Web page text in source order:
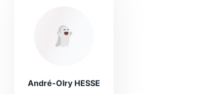
André-Olry HESSE